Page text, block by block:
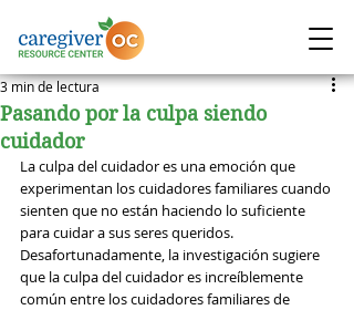
Pasando por la culpa siendo
cuidador
3 min de lectura
La culpa del cuidador es una emoción que
experimentan los cuidadores familiares cuando
sienten que no están haciendo lo suficiente
para cuidar a sus seres queridos.
Desafortunadamente, la investigación sugiere
que la culpa del cuidador es increíblemente
común entre los cuidadores familiares de